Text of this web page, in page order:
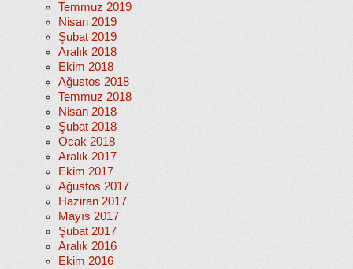
Temmuz 2019
Nisan 2019
Şubat 2019
Aralık 2018
Ekim 2018
Ağustos 2018
Temmuz 2018
Nisan 2018
Şubat 2018
Ocak 2018
Aralık 2017
Ekim 2017
Ağustos 2017
Haziran 2017
Mayıs 2017
Şubat 2017
Aralık 2016
Ekim 2016